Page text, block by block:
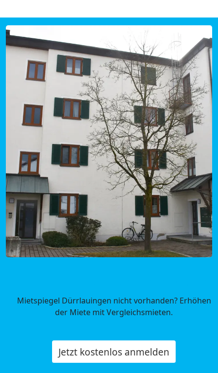
Mietspiegel Dürrlauingen nicht vorhanden? Erhöhen
der Miete mit Vergleichsmieten.
Jetzt kostenlos anmelden